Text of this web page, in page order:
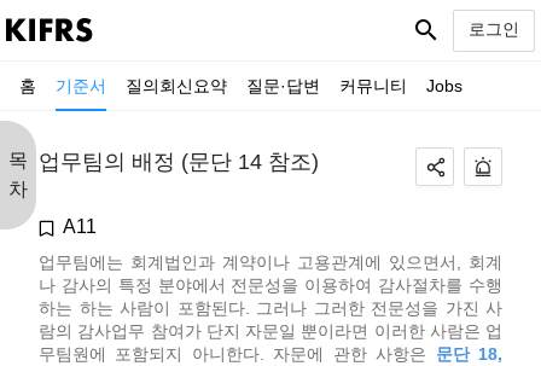
홈 기준서 질의회신요약 질문·답변 커뮤니티 Jobs
search 로그인
목
차
업무팀의 배정 (문단 14 참조)
A11
업무팀에는 회계법인과 계약이나 고용관계에 있으면서, 회계
나 감사의 특정 분야에서 전문성을 이용하여 감사절차를 수행
하는 하는 사람이 포함된다. 그러나 그러한 전문성을 가진 사
람의 감사업무 참여가 단지 자문일 뿐이라면 이러한 사람은 업
무팀원에 포함되지 아니한다. 자문에 관한 사항은 문단 18,